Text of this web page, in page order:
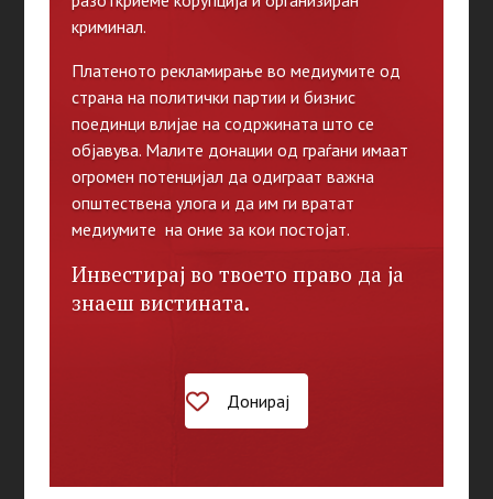
криминал.
Платеното рекламирање во медиумите од
страна на политички партии и бизнис
поединци влијае на содржината што се
објавува. Малите донации од граѓани имаат
огромен потенцијал да одиграат важна
општествена улога и да им ги вратат
медиумите на оние за кои постојат.
Инвестирај во твоето право да ја
знаеш вистината.
Донирај